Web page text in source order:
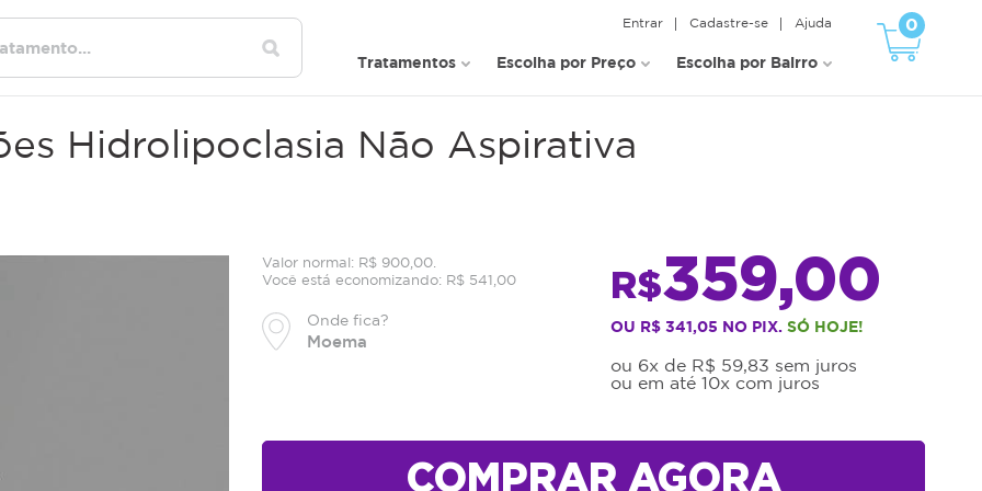
0
Entrar Cadastre-se Ajuda
Tratamentos Escolha por Preço Escolha por Bairro
Hidrolipoclasia Não Aspirativa
Valor normal: R$ 900,00.
Você está economizando: R$ 541,00
Onde fica?
Moema
R$359,00
OU R$ 341,05 NO PIX. SÓ HOJE!
ou 6x de R$ 59,83 sem juros
ou em até 10x com juros
COMPRAR AGORA